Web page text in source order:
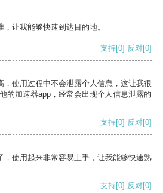
让我能够快速到达目的地。
支持[0] 反对[0]
，使用过程中不会泄露个人信息，这让我很
的加速器app，经常会出现个人信息泄露的
支持[0] 反对[0]
，使用起来非常容易上手，让我能够快速熟
支持[0] 反对[0]